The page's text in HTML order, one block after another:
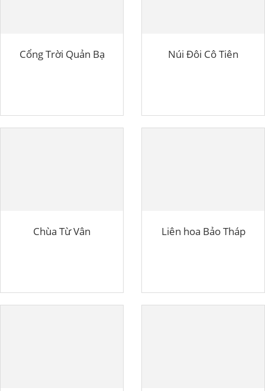
Cổng Trời Quản Bạ Núi Đôi Cô Tiên
Chùa Từ Vân Liên hoa Bảo Tháp